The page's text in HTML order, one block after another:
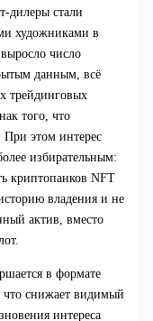
дилеры стали
художниками в
число
данным, всё
трейдинговых
того, что
При этом интерес
избирательным:
криптопанков NFT
владения и не
актив, вместо
в формате
что снижает видимый
интереса